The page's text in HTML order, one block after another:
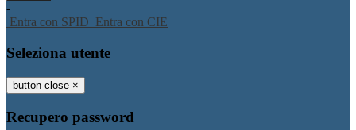
-
Entra con SPID Entra con CIE
Seleziona utente
button close ×
Recupero password